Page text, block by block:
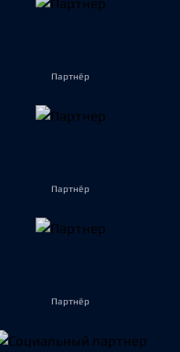
Партнёр
Партнёр
Партнёр